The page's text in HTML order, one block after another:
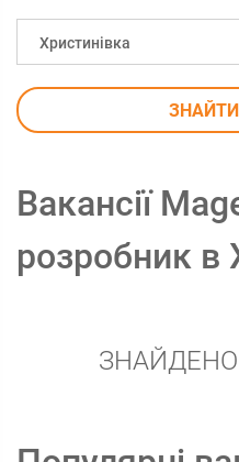
Христинівка
ЗНАЙТИ
Вакансії
розробник в
ЗНАЙДЕНО